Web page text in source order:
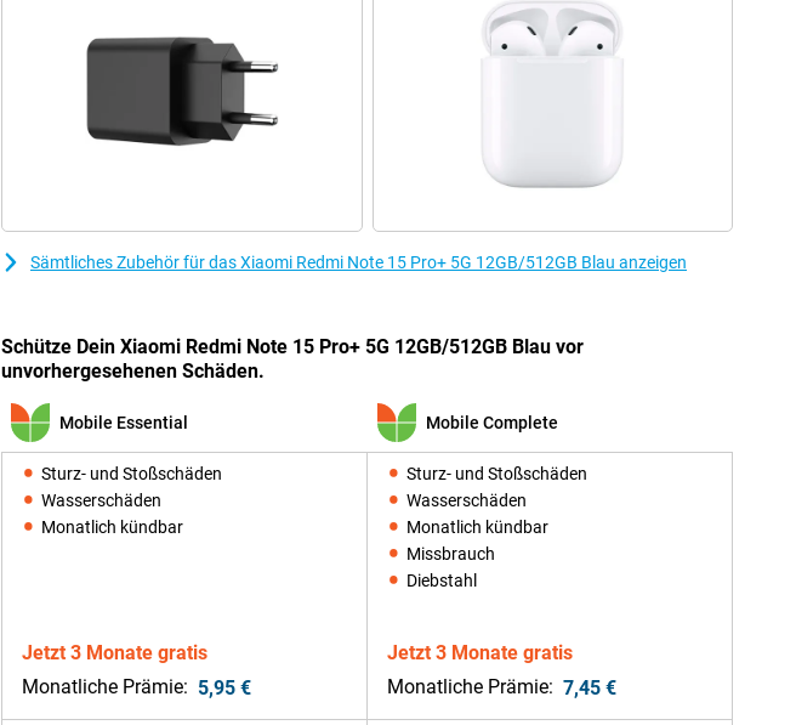
Sämtliches Zubehör für das Xiaomi Redmi Note 15 Pro+ 5G 12GB/512GB Blau anzeigen
Schütze Dein Xiaomi Redmi Note 15 Pro+ 5G 12GB/512GB Blau vor
unvorhergesehenen Schäden.
Mobile Essential
Sturz- und Stoßschäden
Wasserschäden
Monatlich kündbar
Jetzt 3 Monate gratis
Monatliche Prämie: 5,95 €
Mobile Complete
Sturz- und Stoßschäden
Wasserschäden
Monatlich kündbar
Missbrauch
Diebstahl
Jetzt 3 Monate gratis
Monatliche Prämie: 7,45 €